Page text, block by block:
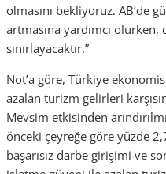
olmasını bekliyoruz. AB’de
artmasına yardımcı olurken,
sınırlayacaktır.”
Not’a göre, Türkiye
azalan turizm gelirleri
Mevsim etkisinden
önceki çeyreğe göre yüzde
başarısız darbe girişimi ve